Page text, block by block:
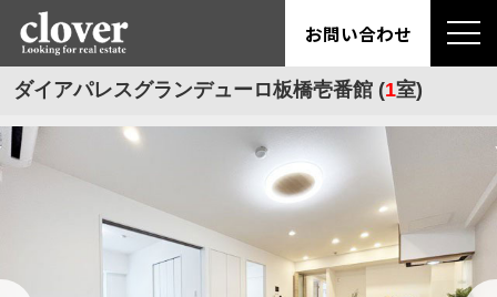
お問い合わせ
ダイアパレスグランデューロ板橋壱番館 (1室)